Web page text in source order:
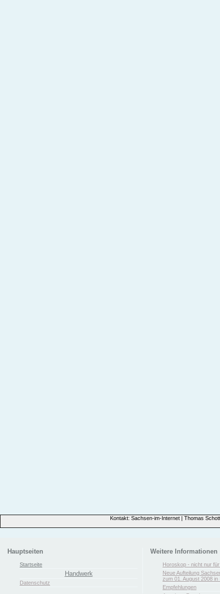
Kontakt: Sachsen-im-Internet | Thomas
Hauptseiten
Startseite
Handwerk
Datenschutz
Weitere Informationen
Horoskop - nicht nur
Neue Aufteilung
zum 01. August 2008 in
Empfehlungen